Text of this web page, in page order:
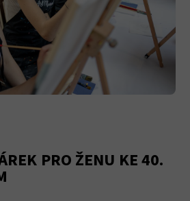
PRO ŽENU KE 40.